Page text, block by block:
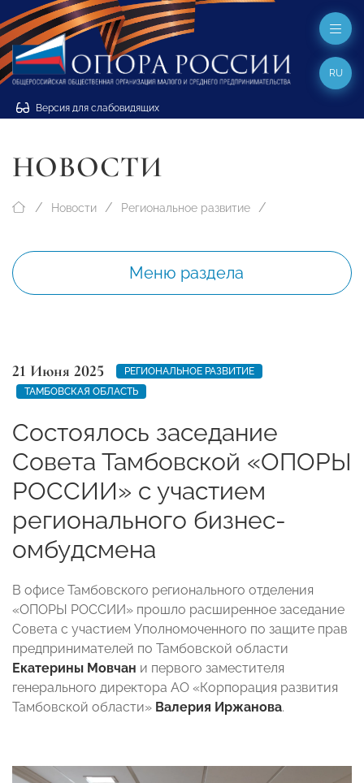
Версия для слабовидящих
RU
НОВОСТИ
Новости Региональное развитие
Меню раздела
21 Июня 2025
РЕГИОНАЛЬНОЕ РАЗВИТИЕ
ТАМБОВСКАЯ ОБЛАСТЬ
Состоялось заседание
Совета Тамбовской «ОПОРЫ
РОССИИ» с участием
регионального бизнес-
омбудсмена
В офисе Тамбовского регионального отделения
«ОПОРЫ РОССИИ» прошло расширенное заседание
Совета с участием Уполномоченного по защите прав
предпринимателей по Тамбовской области
Екатерины Мовчан и первого заместителя
генерального директора АО «Корпорация развития
Тамбовской области» Валерия Иржанова.